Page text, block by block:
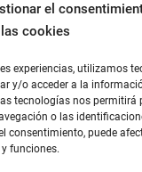
el
cookies
experiencias, utilizamos
y/o acceder a la
tecnologías nos permitirá
o las
consentimiento, puede
funciones.